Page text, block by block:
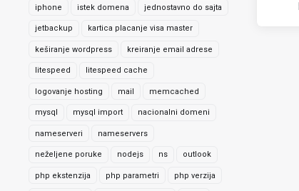
iphone istek domena jednostavno do sajta
jetbackup kartica placanje visa master
keširanje wordpress kreiranje email adrese
litespeed litespeed cache
logovanje hosting mail memcached
mysql mysql import nacionalni domeni
nameserveri nameservers
neželjene poruke nodejs ns outlook
php ekstenzija php parametri php verzija